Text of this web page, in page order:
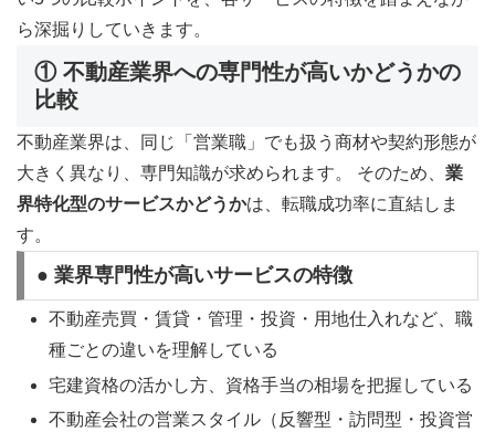
ら深掘りしていきます。
① 不動産業界への専門性が高いかどうかの
比較
不動産業界は、同じ「営業職」でも扱う商材や契約形態が
大きく異なり、専門知識が求められます。 そのため、 業
界特化型のサービスかどうかは、転職成功率に直結しま
す。
● 業界専門性が高いサービスの特徴
不動産売買・賃貸・管理・投資・用地仕入れなど、職
種ごとの違いを理解している
宅建資格の活かし方、資格手当の相場を把握している
不動産会社の営業スタイル（反響型・訪問型・投資営